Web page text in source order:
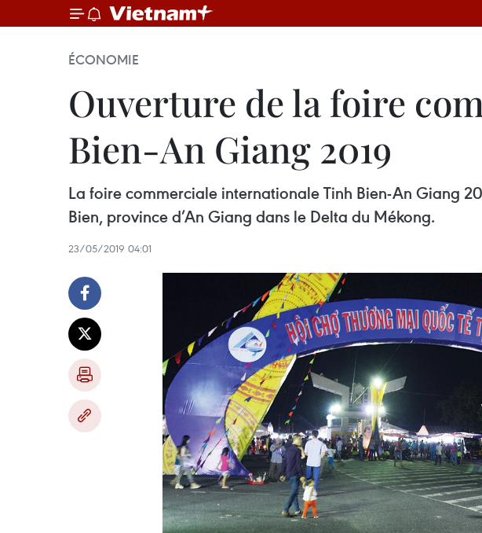
ÉCONOMIE
Ouverture de la foire
Bien-An Giang 2019
La foire commerciale internationale Tinh Bien-An Giang
Bien, province d’An Giang dans le Delta du Mékong.
23/05/2019 04:01